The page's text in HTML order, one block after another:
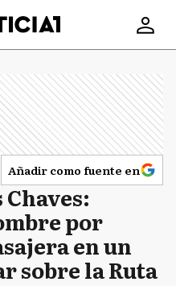
Añadir como fuente en
por
en un
sobre la Ruta